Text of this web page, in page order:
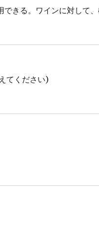
きる。ワインに対して
てください)